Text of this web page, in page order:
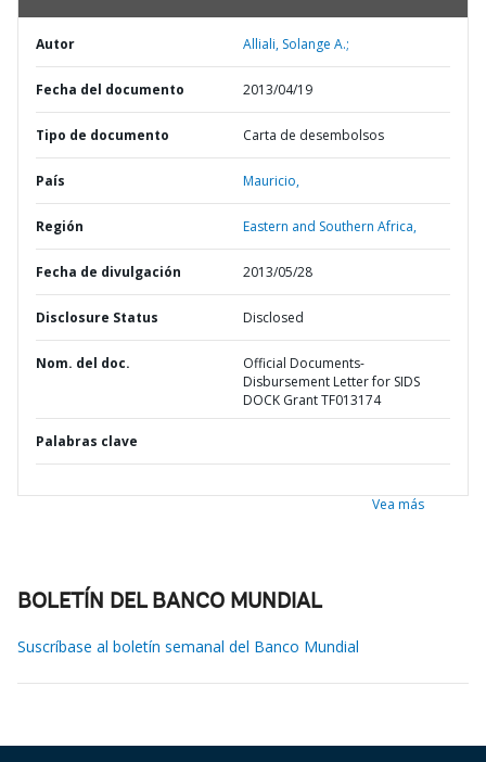
Autor Alliali, Solange A.;
Fecha del documento 2013/04/19
Tipo de documento Carta de desembolsos
País Mauricio,
Región Eastern and Southern Africa,
Fecha de divulgación 2013/05/28
Disclosure Status Disclosed
Nom. del doc.
Official Documents-
Disbursement Letter for SIDS
DOCK Grant TF013174
Palabras clave
Vea más
BOLETÍN DEL BANCO MUNDIAL
Suscríbase al boletín semanal del Banco Mundial